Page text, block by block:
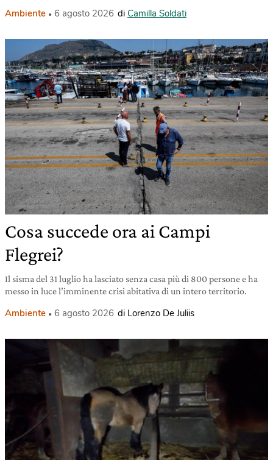
Ambiente 6 agosto 2026 di Camilla Soldati
Cosa succede ora ai Campi
Flegrei?
Il sisma del 31 luglio ha lasciato senza casa più di 800 persone e ha
messo in luce l’imminente crisi abitativa di un intero territorio.
Ambiente 6 agosto 2026 di Lorenzo De Juliis